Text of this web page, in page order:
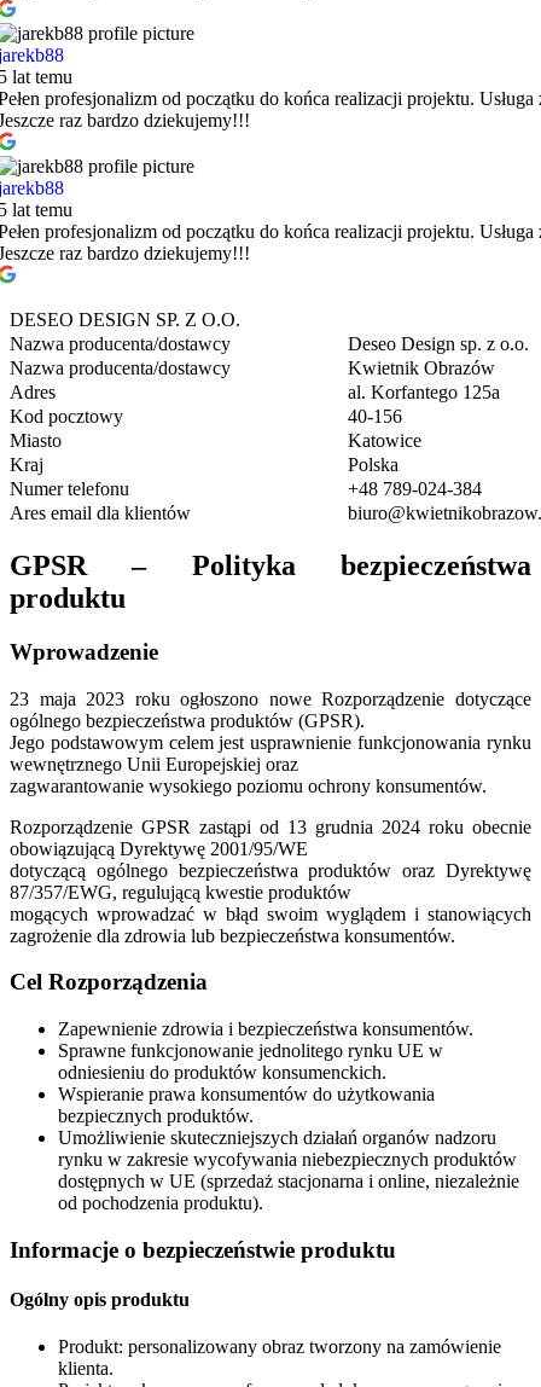
lat temu
profesjonalizm od początku do końca realizacji projektu.
raz bardzo dziekujemy!!!
lat temu
profesjonalizm od początku do końca realizacji projektu.
raz bardzo dziekujemy!!!
DESEO DESIGN SP. Z O.O.
Nazwa producenta/dostawcy
Deseo Design sp. z o.o.
Nazwa producenta/dostawcy
Kwietnik Obrazów
Adres
al. Korfantego 125a
Kod pocztowy
40-156
Miasto
Katowice
Kraj
Polska
Numer telefonu
+48 789-024-384
Ares email dla klientów
GPSR – Polityka bezpieczeństwa
produktu
Wprowadzenie
23 maja 2023 roku ogłoszono nowe Rozporządzenie dotyczące
ogólnego bezpieczeństwa produktów (GPSR).
Jego podstawowym celem jest usprawnienie funkcjonowania rynku
wewnętrznego Unii Europejskiej oraz
zagwarantowanie wysokiego poziomu ochrony konsumentów.
Rozporządzenie GPSR zastąpi od 13 grudnia 2024 roku obecnie
obowiązującą Dyrektywę 2001/95/WE
dotyczącą ogólnego bezpieczeństwa produktów oraz Dyrektywę
87/357/EWG, regulującą kwestie produktów
mogących wprowadzać w błąd swoim wyglądem i stanowiących
zagrożenie dla zdrowia lub bezpieczeństwa konsumentów.
Cel Rozporządzenia
Zapewnienie zdrowia i bezpieczeństwa konsumentów.
Sprawne funkcjonowanie jednolitego rynku UE w
odniesieniu do produktów konsumenckich.
Wspieranie prawa konsumentów do użytkowania
bezpiecznych produktów.
Umożliwienie skuteczniejszych działań organów nadzoru
rynku w zakresie wycofywania niebezpiecznych produktów
dostępnych w UE (sprzedaż stacjonarna i online, niezależnie
od pochodzenia produktu).
Informacje o bezpieczeństwie produktu
Ogólny opis produktu
Produkt: personalizowany obraz tworzony na zamówienie
klienta.